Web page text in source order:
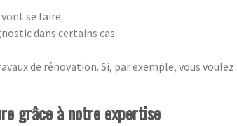
se faire.
dans certains cas.
de rénovation. Si, par exemple, vous voulez
grâce à notre expertise